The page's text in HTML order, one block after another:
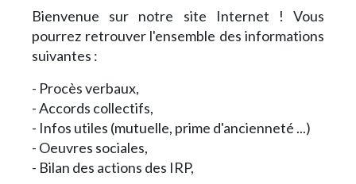
Bienvenue sur notre site Internet ! Vous
pourrez retrouver l'ensemble des informations
suivantes :
- Procès verbaux,
- Accords collectifs,
- Infos utiles (mutuelle, prime d'ancienneté ...)
- Oeuvres sociales,
- Bilan des actions des IRP,